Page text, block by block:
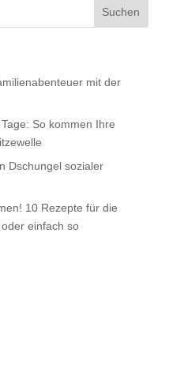
mit der
So kommen Ihre
Dschungel sozialer
10 Rezepte für die
einfach so